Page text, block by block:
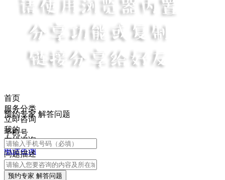
首页
服务分类
立即咨询
我的
在线咨询
电话咨询
预约专家 解答问题
手机号
问题描述
预约专家 解答问题